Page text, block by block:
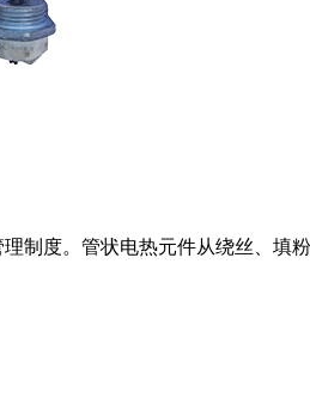
制度。管状电热元件从绕丝、填